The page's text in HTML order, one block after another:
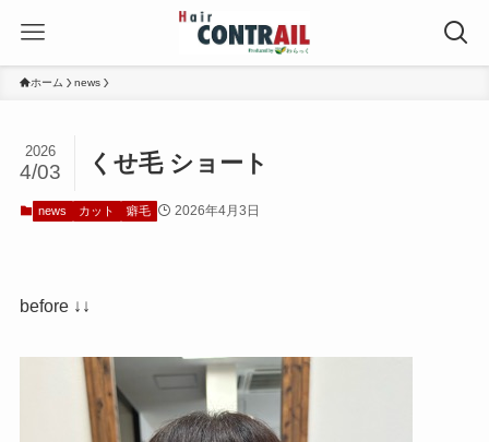
ホーム news
くせ毛 ショート
2026
4/03
news カット 癖毛 2026年4月3日
before ↓↓